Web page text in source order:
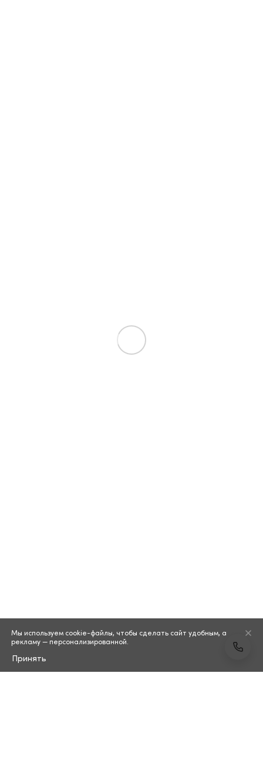
Мы используем cookie-файлы, чтобы сделать сайт удобным, а
рекламу — персонализированной.
Принять